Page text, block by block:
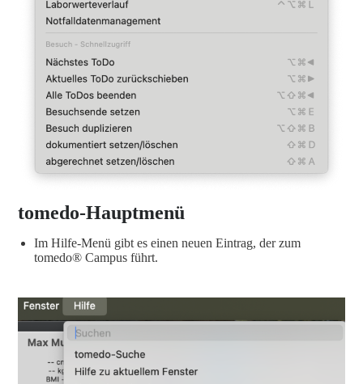
tomedo-Hauptmenü
Im Hilfe-Menü gibt es einen neuen Eintrag, der zum
tomedo® Campus führt.